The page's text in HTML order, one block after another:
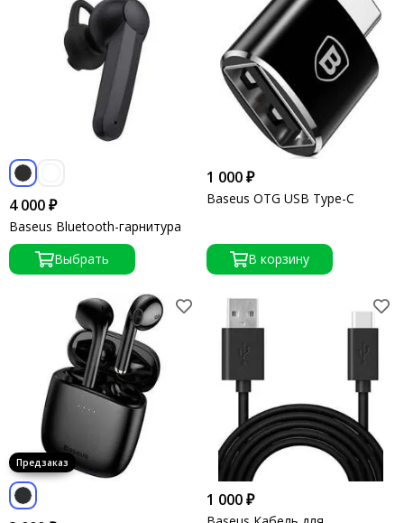
4 000 ₽
Baseus Bluetooth-гарнитура
Выбрать
1 000 ₽
Baseus OTG USB Type-C
В корзину
1 000 ₽